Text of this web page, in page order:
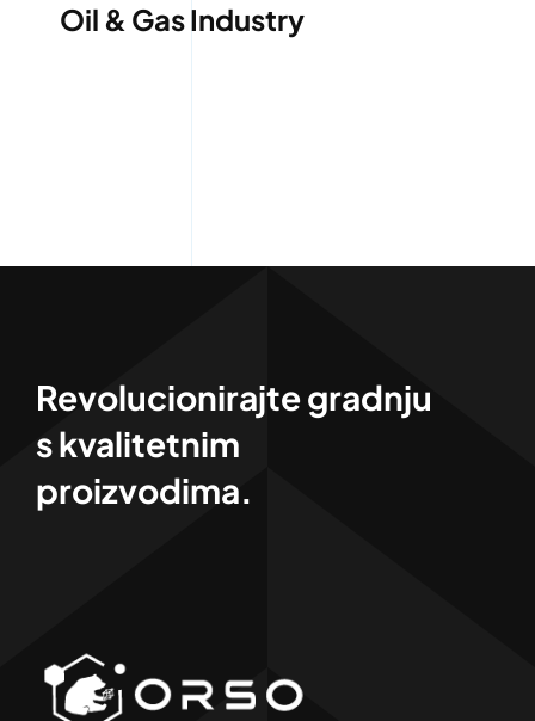
Oil & Gas Industry
Revolucionirajte gradnju
s kvalitetnim
proizvodima.